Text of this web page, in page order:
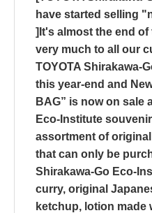
have started selling
]It's almost the end of
very much to all our
TOYOTA Shirakawa-
this year-end and
BAG” is now on sale
Eco-Institute
assortment of
that can only be
Shirakawa-Go Eco-
curry, original
ketchup, lotion made